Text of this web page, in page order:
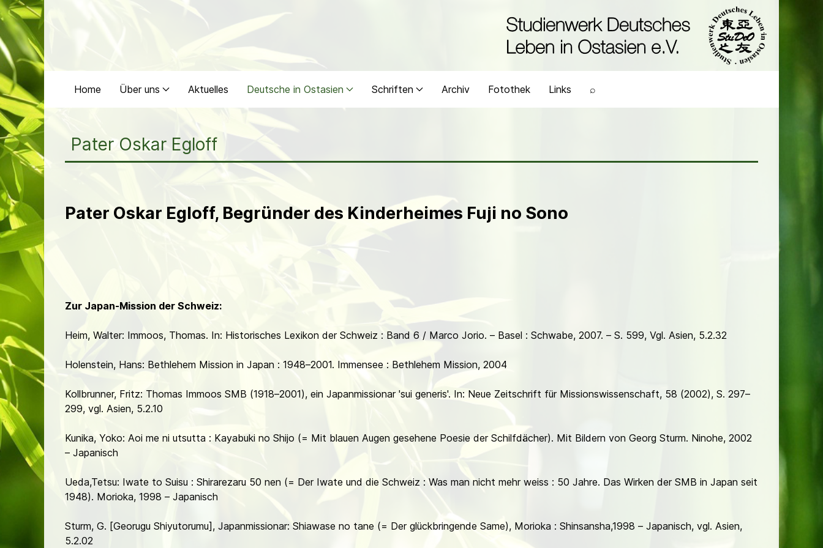
Home Über uns Aktuelles Deutsche in Ostasien Schriften Archiv Fotothek Links ⌕
Pater Oskar Egloff
Pater Oskar Egloff, Begründer des Kinderheimes Fuji no Sono
Zur Japan-Mission der Schweiz:
Heim, Walter: Immoos, Thomas. In: Historisches Lexikon der Schweiz : Band 6 / Marco Jorio. – Basel : Schwabe, 2007. – S. 599, Vgl. Asien, 5.2.32
Holenstein, Hans: Bethlehem Mission in Japan : 1948–2001. Immensee : Bethlehem Mission, 2004
Kollbrunner, Fritz: Thomas Immoos SMB (1918–2001), ein Japanmissionar 'sui generis'. In: Neue Zeitschrift für Missionswissenschaft, 58 (2002), S. 297–
299, vgl. Asien, 5.2.10
Kunika, Yoko: Aoi me ni utsutta : Kayabuki no Shijo (= Mit blauen Augen gesehene Poesie der Schilfdächer). Mit Bildern von Georg Sturm. Ninohe, 2002
– Japanisch
Ueda,Tetsu: Iwate to Suisu : Shirarezaru 50 nen (= Der Iwate und die Schweiz : Was man nicht mehr weiss : 50 Jahre. Das Wirken der SMB in Japan seit
1948). Morioka, 1998 – Japanisch
Sturm, G. [Georugu Shiyutorumu], Japanmissionar: Shiawase no tane (= Der glückbringende Same), Morioka : Shinsansha,1998 – Japanisch, vgl. Asien,
5.2.02